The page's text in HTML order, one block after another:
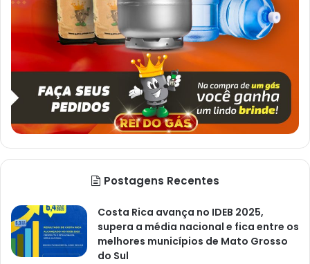
Postagens Recentes
Costa Rica avança no IDEB 2025,
supera a média nacional e fica entre os
melhores municípios de Mato Grosso
do Sul